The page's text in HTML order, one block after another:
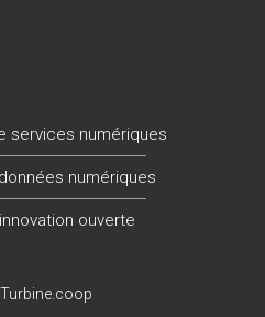
services numériques
numériques
ouverte